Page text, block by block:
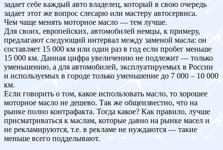
задает себе каждый авто владелец, который в свою очередь
задает этот же вопрос слесарю или мастеру автосервиса.
Чем чаще менять моторное масло — тем лучше.
Для своих, европейских, автомобилей немцы, к примеру,
предлагают следующий интервал между заменой масла: он
составляет 15 000 км или один раз в год если пробег меньше
15 000 км. Данная цифра увеличению не подлежит — только
уменьшению, а для автомобилей, эксплуатируемых в России
и используемых в городе только уменьшение до 7 000 – 10 000
км.
Если говорить о том, какое использовать масло, то хорошее
моторное масло не дешево. Так же общеизвестно, что на
рынке полно контрафакта. Тогда какое? Как правило, лучше
присматриваться к маслам, которые давно на рынке масел и
не рекламируются, т.е. в рекламе не нуждаются — такие
меньше всего подделывают.